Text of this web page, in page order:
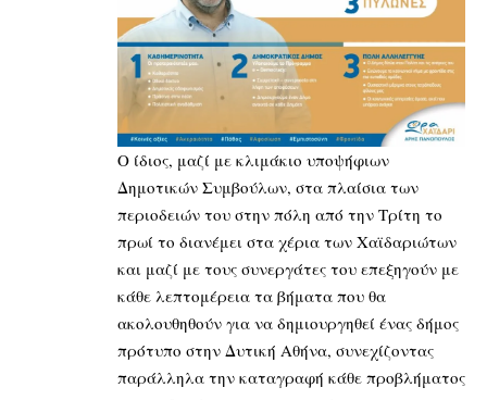
Ο ίδιος, μαζί με κλιμάκιο υποψήφιων
Δημοτικών Συμβούλων, στα πλαίσια των
περιοδειών του στην πόλη από την Τρίτη το
πρωί το διανέμει στα χέρια των Χαϊδαριώτων
και μαζί με τους συνεργάτες του επεξηγούν με
κάθε λεπτομέρεια τα βήματα που θα
ακολουθηθούν για να δημιουργηθεί ένας δήμος
πρότυπο στην Δυτική Αθήνα, συνεχίζοντας
παράλληλα την καταγραφή κάθε προβλήματος